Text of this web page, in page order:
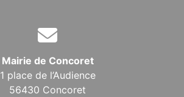
Mairie de Concoret
1 place de l’Audience
56430 Concoret